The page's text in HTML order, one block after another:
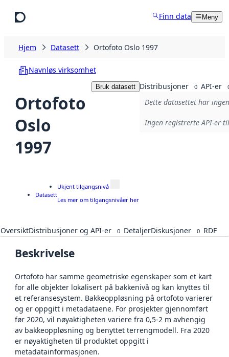
Finn data Meny
Hjem Datasett Ortofoto Oslo 1997
Navnløs virksomhet
Ortofoto
Oslo
1997
Bruk datasett Distribusjoner 0 API-er
Dette datasettet har
Ingen registrerte API-er
Datasett
Ukjent tilgangsnivå
Les mer om tilgangsnivåer her
OversiktDistribusjoner og API-er 0 DetaljerDiskusjoner 0 RDF
Beskrivelse
Ortofoto har samme geometriske egenskaper som et kart
for alle objekter lokalisert på bakkenivå og kan knyttes til
et referansesystem. Bakkeoppløsning på ortofoto varierer
og er oppgitt i metadataene. For prosjekter gjennomført
før 2020, vil nøyaktigheten variere fra 0,5-2 m avhengig
av bakkeoppløsning og benyttet terrengmodell. Fra 2020
er nøyaktigheten til produktet oppgitt i
metadatainformasjonen.